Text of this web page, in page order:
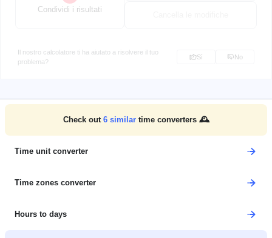
Condividi i risultati
Il nostro calcolatore ti ha aiutato a risolvere il tuo
problema?
Sì No
Check out 6similar time converters 🕰️
Time unit converter
Time zones converter
Hours to days